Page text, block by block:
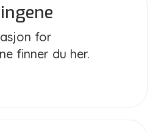
for
finner du her.